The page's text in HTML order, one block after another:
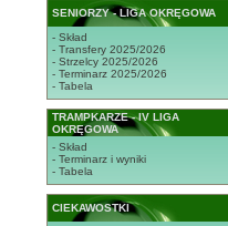
SENIORZY - LIGA OKRĘGOWA
- Skład
- Transfery 2025/2026
- Strzelcy 2025/2026
- Terminarz 2025/2026
- Tabela
TRAMPKARZE - IV LIGA
OKRĘGOWA
- Skład
- Terminarz i wyniki
- Tabela
CIEKAWOSTKI